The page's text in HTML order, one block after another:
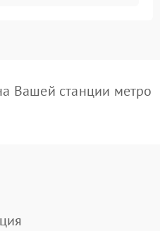
Вашей станции метро